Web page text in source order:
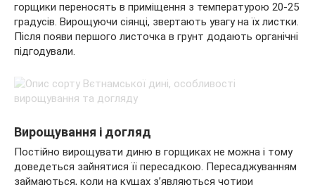
горщики переносять в приміщення з температурою 20-25
градусів. Вирощуючи сіянці, звертають увагу на їх листки.
Після появи першого листочка в грунт додають органічні
підгодували.
Вирощування і догляд
Постійно вирощувати диню в горщиках не можна і тому
доведеться зайнятися її пересадкою. Пересаджуванням
займаються, коли на кущах з’являються чотири